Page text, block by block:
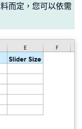
而定，您可以依需